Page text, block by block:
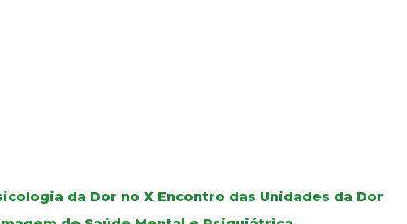
da Dor no X Encontro das Unidades da Dor